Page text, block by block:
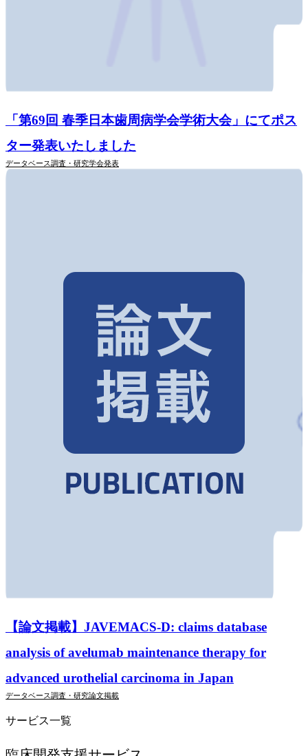
「第69回 春季日本歯周病学会学術大会」にてポス
ター発表いたしました
データベース調査・研究学会発表
【論文掲載】JAVEMACS-D: claims database
analysis of avelumab maintenance therapy for
advanced urothelial carcinoma in Japan
データベース調査・研究論文掲載
サービス一覧